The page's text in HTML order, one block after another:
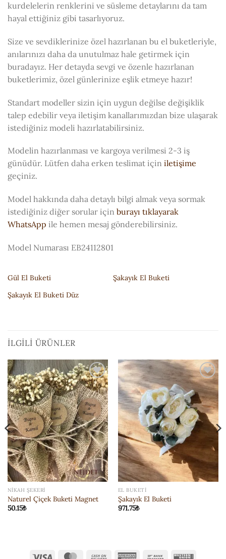
kurdelelerin renklerini ve süsleme detaylarını da tam
hayal ettiğiniz gibi tasarlıyoruz.
Size ve sevdiklerinize özel hazırlanan bu el buketleriyle,
anılarınızı daha da unutulmaz hale getirmek için
buradayız. Her detayda sevgi ve özenle hazırlanan
buketlerimiz, özel günlerinize eşlik etmeye hazır!
Standart modeller sizin için uygun değilse değişiklik
talep edebilir veya iletişim kanallarımızdan bize ulaşarak
istediğiniz modeli hazırlatabilirsiniz.
Modelin hazırlanması ve kargoya verilmesi 2-3 iş
günüdür. Lütfen daha erken teslimat için iletişime
geçiniz.
Model hakkında daha detaylı bilgi almak veya sormak
istediğiniz diğer sorular için burayı tıklayarak
WhatsApp ile hemen mesaj gönderebilirsiniz.
Model Numarası EB24112801
Gül El Buketi
Şakayık El Buketi
Şakayık El Buketi Düz
İLGILI ÜRÜNLER
ISTEK
LISTESI'NE
EKLE
NIKAH ŞEKERI
Naturel Çiçek Buketi Magnet
50.15₺
ISTEK
LISTESI'NE
EKLE
EL BUKETI
Şakayık El Buketi
971.75₺
Visa MasterCardCash American Bank Western